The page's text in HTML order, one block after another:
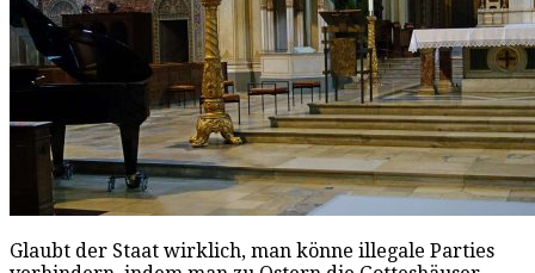
Glaubt der Staat wirklich, man könne illegale Parties